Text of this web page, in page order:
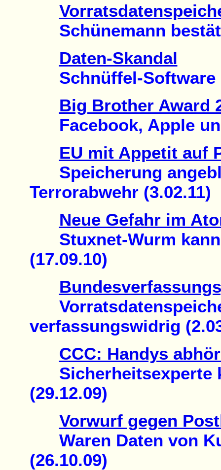
Schünemann
Daten-Skandal
Schnüffel-Software
Big Brother Award
Facebook, Apple
EU mit Appetit auf
Speicherung
Terrorabwehr (3.02.11)
Neue Gefahr im
Stuxnet-Wurm kann
(17.09.10)
verfassungswidrig
CCC: Handys
Sicherheitsexperte
(29.12.09)
Vorwurf gegen
Waren Daten von
(26.10.09)